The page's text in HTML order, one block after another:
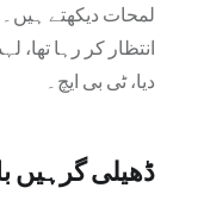
لمحات دیکھتے
انتظار کر رہا
دیا، ٹی بی ایچ۔
ڈھیلی گرہیں